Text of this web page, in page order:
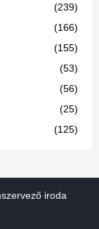
(239)
(166)
(155)
(53)
(56)
(25)
(125)
iroda